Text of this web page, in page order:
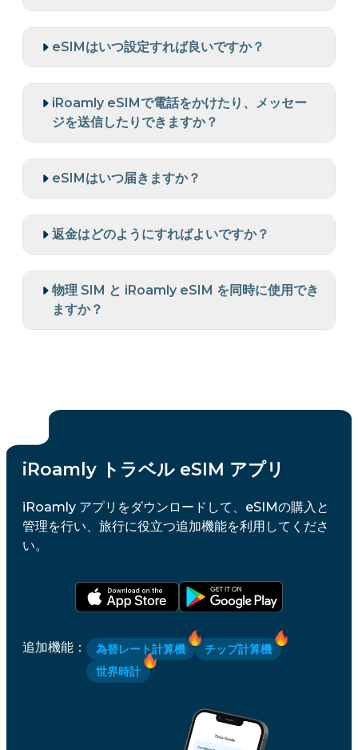
eSIMはいつ設定すれば良いですか？
iRoamly eSIMで電話をかけたり、メッセー
ジを送信したりできますか？
eSIMはいつ届きますか？
返金はどのようにすればよいですか？
物理 SIM と iRoamly eSIM を同時に使用でき
ますか？
iRoamly トラベル eSIM アプリ
iRoamly アプリをダウンロードして、eSIMの購入と
管理を行い、旅行に役立つ追加機能を利用してくださ
い。
追加機能 ： 為替レート計算機
チップ計算機
世界時計